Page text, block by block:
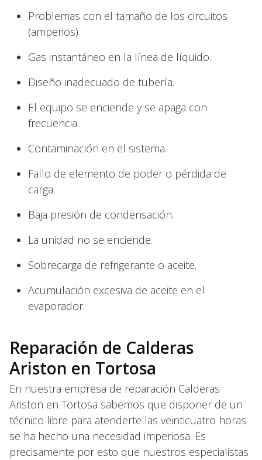
Problemas con el tamaño de los circuitos
(amperios)
Gas instantáneo en la línea de líquido.
Diseño inadecuado de tubería.
El equipo se enciende y se apaga con
frecuencia.
Contaminación en el sistema.
Fallo de elemento de poder o pérdida de
carga.
Baja presión de condensación.
La unidad no se enciende.
Sobrecarga de refrigerante o aceite.
Acumulación excesiva de aceite en el
evaporador.
Reparación de Calderas
Ariston en Tortosa
En nuestra empresa de reparación Calderas
Ariston en Tortosa sabemos que disponer de un
técnico libre para atenderte las veinticuatro horas
se ha hecho una necesidad imperiosa. Es
precisamente por esto que nuestros especialistas